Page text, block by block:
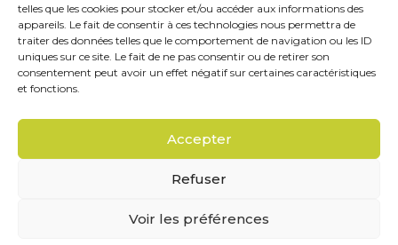
telles que les cookies pour stocker et/ou accéder aux informations des
appareils. Le fait de consentir à ces technologies nous permettra de
traiter des données telles que le comportement de navigation ou les ID
uniques sur ce site. Le fait de ne pas consentir ou de retirer son
consentement peut avoir un effet négatif sur certaines caractéristiques
et fonctions.
Accepter
Refuser
Voir les préférences
OUVERTURE DE NOS AGENCES
DU LUNDI AU SAMEDI
9H00-12H00 & 14H00-18H00.
Nos agences
Contact
Avis clients
Editorial
Plan du site
Mentions légales